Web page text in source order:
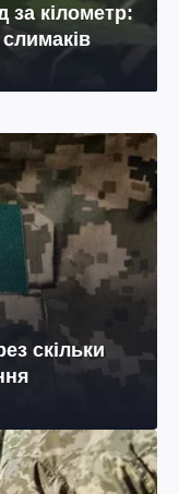
за кілометр:
слимаків
скільки